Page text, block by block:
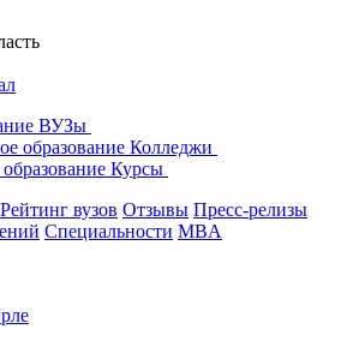
ВУЗы
образование Колледжи
образование Курсы
Рейтинг вузов Отзывы Пресс-релизы
Специальности MBA